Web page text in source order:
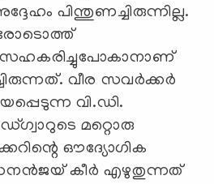
പിന്തുണച്ചിരുന്നില്ല.
സഹകരിച്ചുപോകാനാണ്
വീര സവര്‍ക്കര്‍
വി.ഡി.
മറ്റൊരു
ഔദ്യോഗിക
ധനന്‍ജയ് കീര്‍ എഴുതുന്നത്